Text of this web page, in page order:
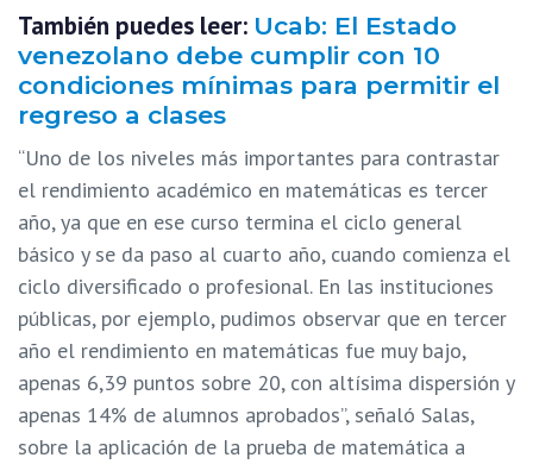
También puedes leer: Ucab: El Estado
venezolano debe cumplir con 10
condiciones mínimas para permitir el
regreso a clases
“Uno de los niveles más importantes para contrastar
el rendimiento académico en matemáticas es tercer
año, ya que en ese curso termina el ciclo general
básico y se da paso al cuarto año, cuando comienza el
ciclo diversificado o profesional. En las instituciones
públicas, por ejemplo, pudimos observar que en tercer
año el rendimiento en matemáticas fue muy bajo,
apenas 6,39 puntos sobre 20, con altísima dispersión y
apenas 14% de alumnos aprobados”, señaló Salas,
sobre la aplicación de la prueba de matemática a